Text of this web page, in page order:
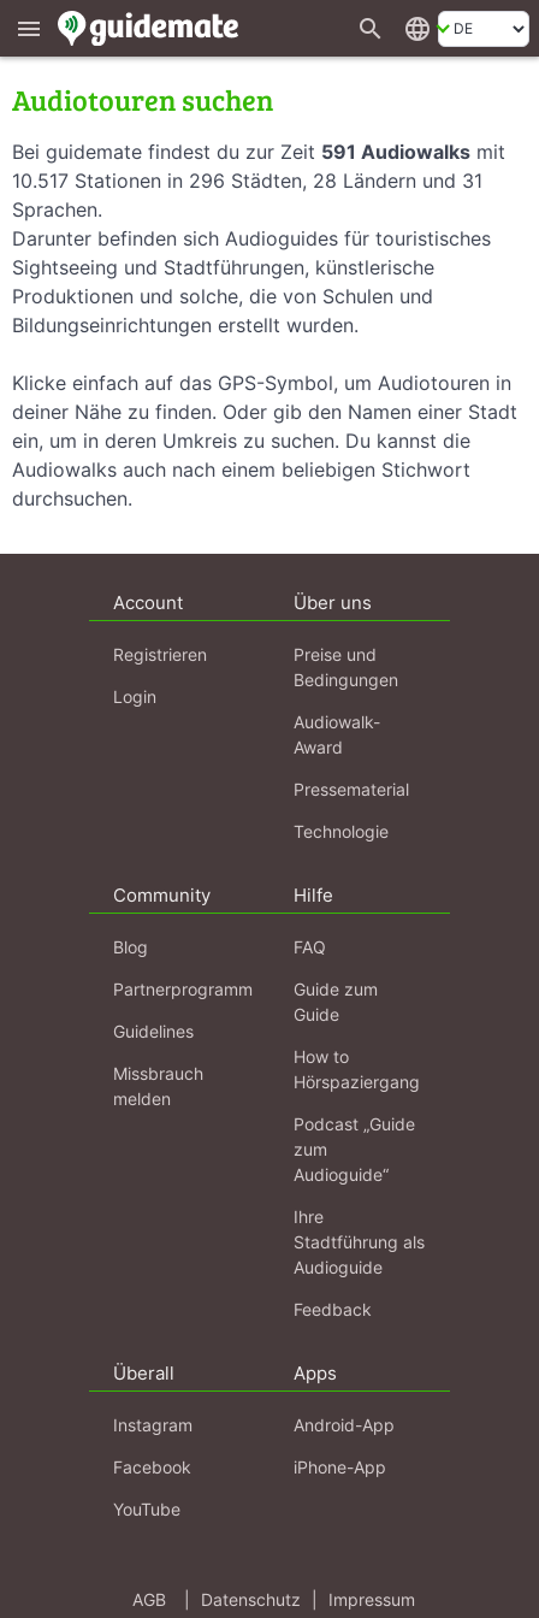
menu search language
Audiotouren suchen
Bei guidemate findest du zur Zeit 591 Audiowalks mit
10.517 Stationen in 296 Städten, 28 Ländern und 31
Sprachen.
Darunter befinden sich Audioguides für touristisches
Sightseeing und Stadtführungen, künstlerische
Produktionen und solche, die von Schulen und
Bildungseinrichtungen erstellt wurden.
Klicke einfach auf das GPS-Symbol, um Audiotouren in
deiner Nähe zu finden. Oder gib den Namen einer Stadt
ein, um in deren Umkreis zu suchen. Du kannst die
Audiowalks auch nach einem beliebigen Stichwort
durchsuchen.
Account
Registrieren
Login
Über uns
Preise und
Bedingungen
Audiowalk-
Award
Pressematerial
Technologie
Community
Blog
Partnerprogramm
Guidelines
Missbrauch
melden
Hilfe
FAQ
Guide zum
Guide
How to
Hörspaziergang
Podcast „Guide
zum
Audioguide“
Ihre
Stadtführung als
Audioguide
Feedback
Überall
Instagram
Facebook
YouTube
Apps
Android-App
iPhone-App
AGB Datenschutz Impressum